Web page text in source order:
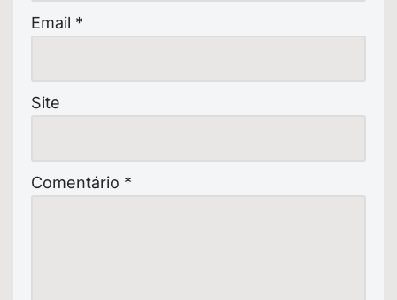
Email *
Site
Comentário *